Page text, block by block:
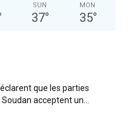
SUN
37°
MON
35°
que les parties
acceptent un...